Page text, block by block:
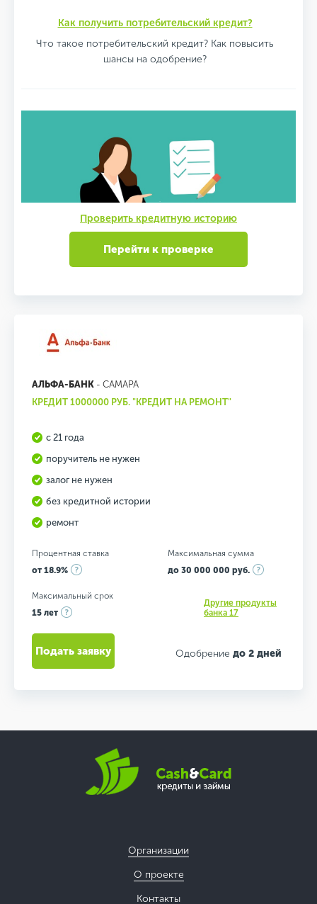
Как получить потребительский кредит?
Что такое потребительский кредит? Как повысить
шансы на одобрение?
Проверить кредитную историю
Перейти к проверке
АЛЬФА-БАНК - САМАРА
КРЕДИТ 1000000 РУБ. "КРЕДИТ НА РЕМОНТ"
с 21 года
поручитель не нужен
залог не нужен
без кредитной истории
ремонт
Процентная ставка
от 18.9%
Максимальная сумма
до 30 000 000 руб.
Максимальный срок
15 лет
Другие продукты
банка 17
Одобрение до 2 дней
Подать заявку
Организации
О проекте
Контакты